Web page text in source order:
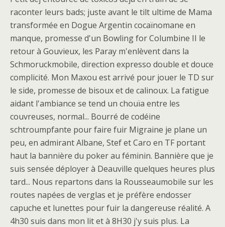
raconter leurs bads; juste avant le tilt ultime de Mama
transformée en Dogue Argentin cocaïnomane en
manque, promesse d'un Bowling for Columbine II le
retour à Gouvieux, les Paray m'enlèvent dans la
Schmoruckmobile, direction expresso double et douce
complicité. Mon Maxou est arrivé pour jouer le TD sur
le side, promesse de bisoux et de calinoux. La fatigue
aidant l'ambiance se tend un chouïa entre les
couvreuses, normal... Bourré de codéine
schtroumpfante pour faire fuir Migraine je plane un
peu, en admirant Albane, Stef et Caro en TF portant
haut la bannière du poker au féminin. Bannière que je
suis sensée déployer à Deauville quelques heures plus
tard... Nous repartons dans la Rousseaumobile sur les
routes napées de verglas et je préfère endosser
capuche et lunettes pour fuir la dangereuse réalité. A
4h30 suis dans mon lit et à 8H30 j'y suis plus. La